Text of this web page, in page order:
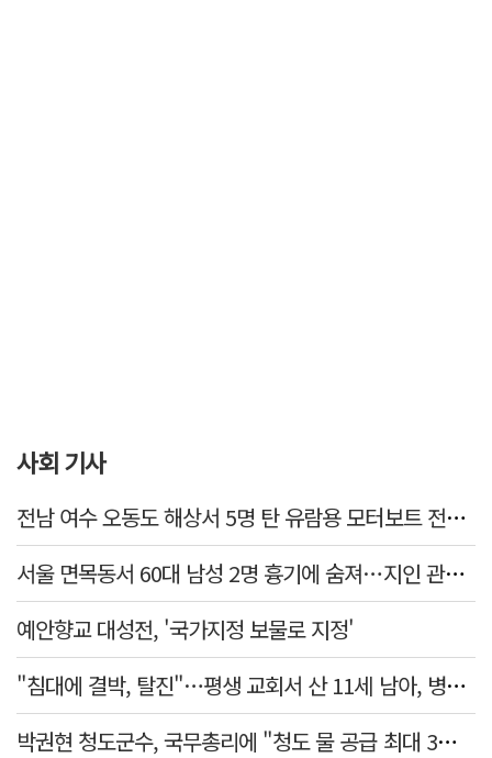
사회 기사
전남 여수 오동도 해상서 5명 탄 유람용 모터보트 전복…2명 숨져
서울 면목동서 60대 남성 2명 흉기에 숨져…지인 관계로 추정
예안향교 대성전, '국가지정 보물로 지정'
"침대에 결박, 탈진"…평생 교회서 산 11세 남아, 병원 이송 끝 숨져
박권현 청도군수, 국무총리에 "청도 물 공급 최대 3만t 늘려달라"